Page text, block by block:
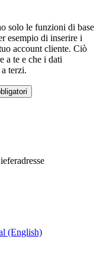
solo le funzioni di base
esempio di inserire i
account cliente. Ciò
a te e che i dati
terzi.
(English)